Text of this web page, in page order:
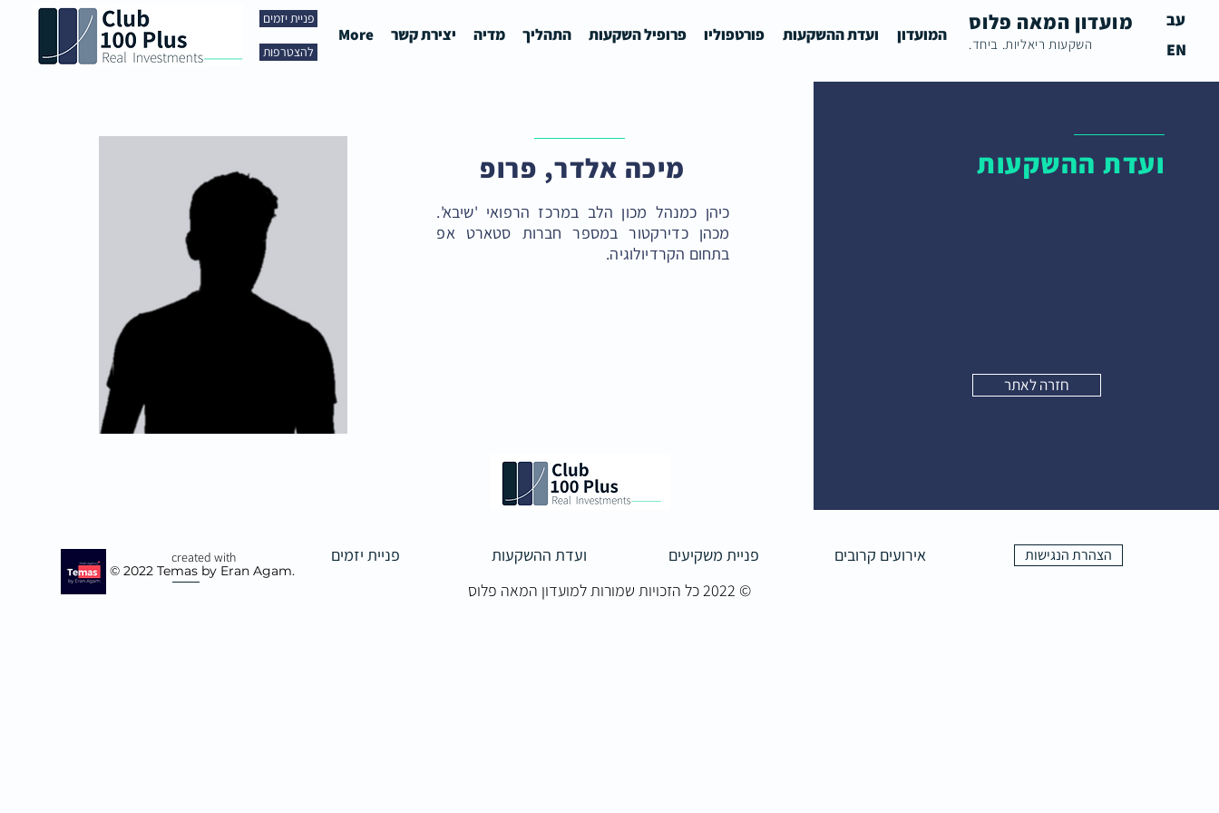
מועדון המאה פלוס
השקעות ריאליות. ביחד. המועדון ועדת ההשקעות פורטפוליו פרופיל השקעות התהליך מדיה יצירת קשר More
פניית יזמים
להצטרפות
עב
EN
מיכה אלדר, פרופ
כיהן כמנהל מכון הלב במרכז הרפואי 'שיבא'.
מכהן כדירקטור במספר חברות סטארט אפ
בתחום הקרדיולוגיה.
ועדת ההשקעות
חזרה לאתר
הצהרת הנגישות אירועים קרובים פניית משקיעים ועדת ההשקעות פניית יזמים
created with
© 2022 Temas by Eran Agam.
© 2022 כל הזכויות שמורות למועדון המאה פלוס